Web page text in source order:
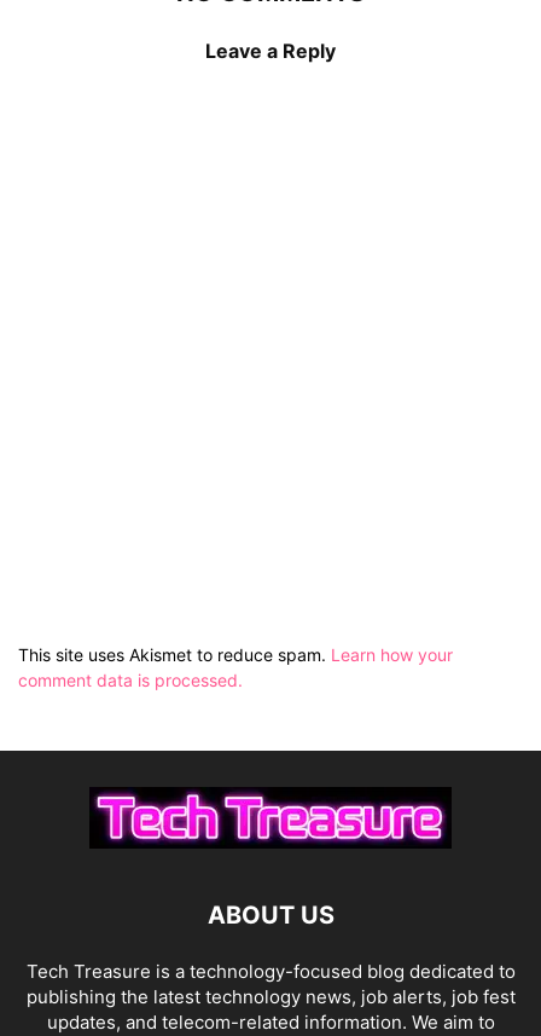
Leave a Reply
This site uses Akismet to reduce spam. Learn how your
comment data is processed.
ABOUT US
Tech Treasure is a technology-focused blog dedicated to
publishing the latest technology news, job alerts, job fest
updates, and telecom-related information. We aim to